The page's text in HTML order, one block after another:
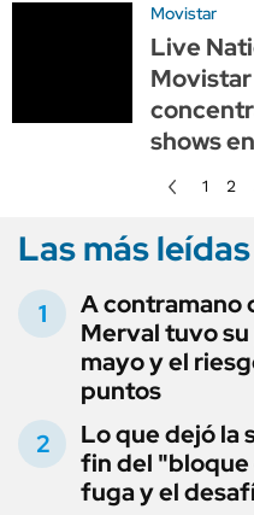
Movistar
Live
shows
1 2
Las más leídas
A contramano
Merval tuvo
mayo y el
puntos
Lo que dejó la
fin del "bloque
fuga y el